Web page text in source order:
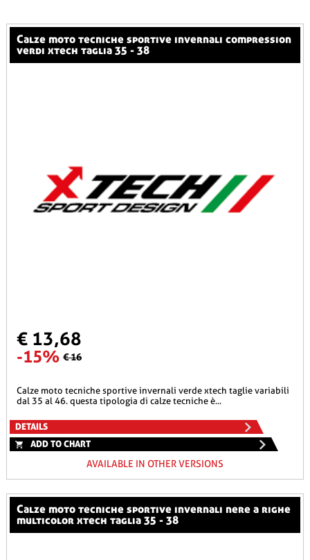
calze moto tecniche sportive invernali compression
verdi xtech taglia 35 - 38
€ 13,68
-15% € 16
calze moto tecniche sportive invernali verde xtech taglie variabili
dal 35 al 46. questa tipologia di calze tecniche è...
DETAILS
ADD TO CHART
AVAILABLE IN OTHER VERSIONS
calze moto tecniche sportive invernali nere a righe
multicolor xtech taglia 35 - 38